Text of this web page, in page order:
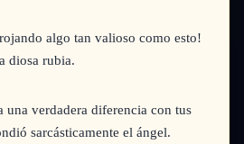
algo tan valioso como esto!
diosa rubia.
verdadera diferencia con tus
sarcásticamente el ángel.